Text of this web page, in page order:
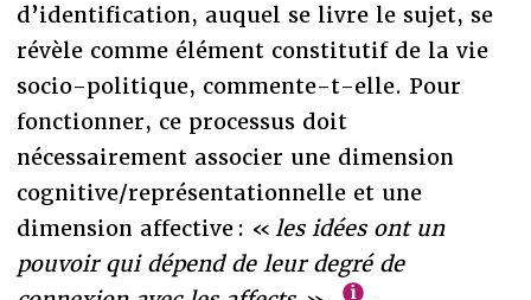
d’identification, auquel se livre le sujet, se
révèle comme élément constitutif de la vie
socio-politique, commente-t-elle. Pour
fonctionner, ce processus doit
nécessairement associer une dimension
cognitive/représentationnelle et une
dimension affective : « les idées ont un
pouvoir qui dépend de leur degré de